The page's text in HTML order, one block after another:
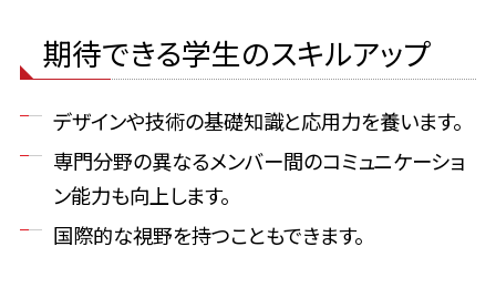
期待できる学生のスキルアップ
デザインや技術の基礎知識と応用力を養います。
専門分野の異なるメンバー間のコミュニケーショ
ン能力も向上します。
国際的な視野を持つこともできます。